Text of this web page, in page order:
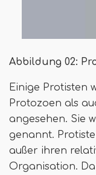
Abbildung 02:
Einige Protisten
Protozoen als
angesehen. Sie
genannt.
außer ihren
Organisation.